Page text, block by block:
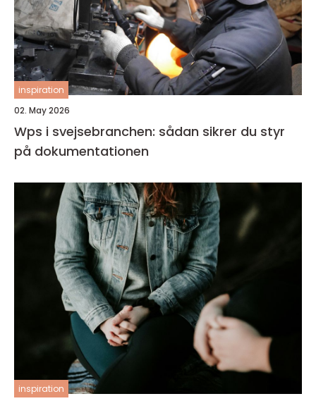
inspiration
02. May 2026
Wps i svejsebranchen: sådan sikrer du styr
på dokumentationen
inspiration